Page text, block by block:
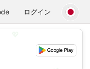
ログイン